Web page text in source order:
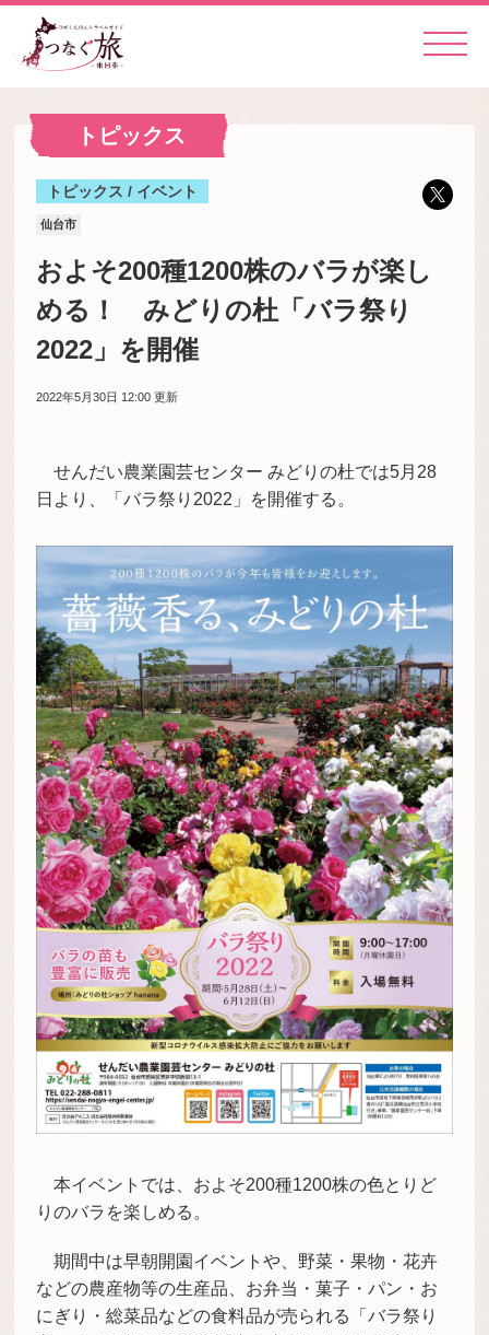
トピックス
トピックス / イベント
仙台市
およそ200種1200株のバラが楽し
める！ みどりの杜「バラ祭り
2022」を開催
2022年5月30日 12:00 更新
せんだい農業園芸センター みどりの杜では5月28
日より、「バラ祭り2022」を開催する。
本イベントでは、およそ200種1200株の色とりど
りのバラを楽しめる。
期間中は早朝開園イベントや、野菜・果物・花卉
などの農産物等の生産品、お弁当・菓子・パン・お
にぎり・総菜品などの食料品が売られる「バラ祭り